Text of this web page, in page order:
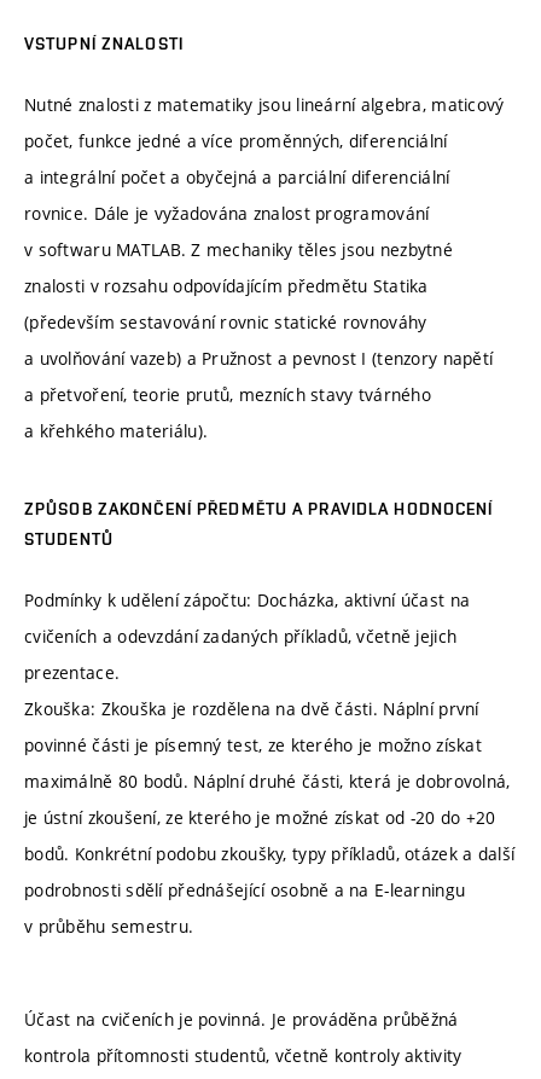
VSTUPNÍ ZNALOSTI
Nutné znalosti z matematiky jsou lineární algebra, maticový
počet, funkce jedné a více proměnných, diferenciální
a integrální počet a obyčejná a parciální diferenciální
rovnice. Dále je vyžadována znalost programování
v softwaru MATLAB. Z mechaniky těles jsou nezbytné
znalosti v rozsahu odpovídajícím předmětu Statika
(především sestavování rovnic statické rovnováhy
a uvolňování vazeb) a Pružnost a pevnost I (tenzory napětí
a přetvoření, teorie prutů, mezních stavy tvárného
a křehkého materiálu).
ZPŮSOB ZAKONČENÍ PŘEDMĚTU A PRAVIDLA HODNOCENÍ
STUDENTŮ
Podmínky k udělení zápočtu: Docházka, aktivní účast na
cvičeních a odevzdání zadaných příkladů, včetně jejich
prezentace.
Zkouška: Zkouška je rozdělena na dvě části. Náplní první
povinné části je písemný test, ze kterého je možno získat
maximálně 80 bodů. Náplní druhé části, která je dobrovolná,
je ústní zkoušení, ze kterého je možné získat od -20 do +20
bodů. Konkrétní podobu zkoušky, typy příkladů, otázek a další
podrobnosti sdělí přednášející osobně a na E-learningu
v průběhu semestru.
Účast na cvičeních je povinná. Je prováděna průběžná
kontrola přítomnosti studentů, včetně kontroly aktivity